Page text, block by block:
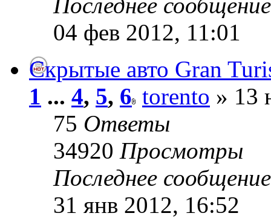
Последнее
04 фев 2012, 11:01
Скрытые авто Gran
1 ... 4, 5, 6 torento » 13
75 Ответы
34920 Просмотры
Последнее
31 янв 2012, 16:52